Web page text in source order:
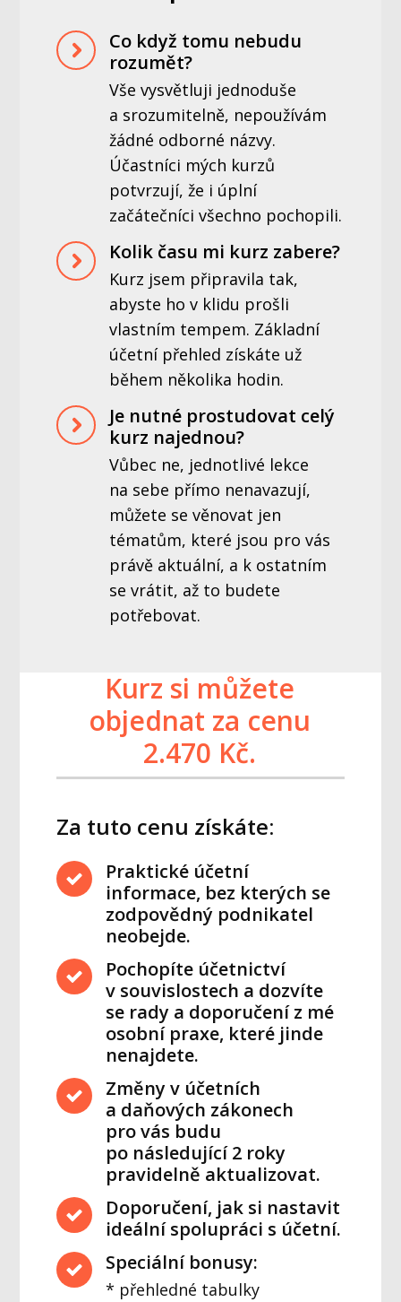
Co když tomu nebudu
rozumět?
Vše vysvětluji jednoduše
a srozumitelně, nepoužívám
žádné odborné názvy.
Účastníci mých kurzů
potvrzují, že i úplní
začátečníci všechno pochopili.
Kolik času mi kurz zabere?
Kurz jsem připravila tak,
abyste ho v klidu prošli
vlastním tempem. Základní
účetní přehled získáte už
během několika hodin.
Je nutné prostudovat celý
kurz najednou?
Vůbec ne, jednotlivé lekce
na sebe přímo nenavazují,
můžete se věnovat jen
tématům, které jsou pro vás
právě aktuální, a k ostatním
se vrátit, až to budete
potřebovat.
Kurz si můžete
objednat za cenu
2.470 Kč.
Za tuto cenu získáte:
Praktické účetní
informace, bez kterých se
zodpovědný podnikatel
neobejde.
Pochopíte účetnictví
v souvislostech a dozvíte
se rady a doporučení z mé
osobní praxe, které jinde
nenajdete.
Změny v účetních
a daňových zákonech
pro vás budu
po následující 2 roky
pravidelně aktualizovat.
Doporučení, jak si nastavit
ideální spolupráci s účetní.
Speciální bonusy:
* přehledné tabulky